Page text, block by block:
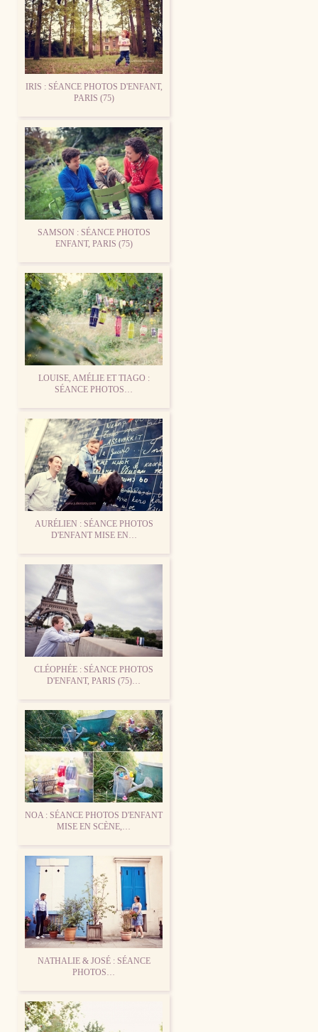
IRIS : SÉANCE PHOTOS D'ENFANT,
PARIS (75)
SAMSON : SÉANCE PHOTOS
ENFANT, PARIS (75)
LOUISE, AMÉLIE ET TIAGO :
SÉANCE PHOTOS…
AURÉLIEN : SÉANCE PHOTOS
D'ENFANT MISE EN…
CLÉOPHÉE : SÉANCE PHOTOS
D'ENFANT, PARIS (75)…
NOA : SÉANCE PHOTOS D'ENFANT
MISE EN SCÈNE,…
NATHALIE & JOSÉ : SÉANCE
PHOTOS…